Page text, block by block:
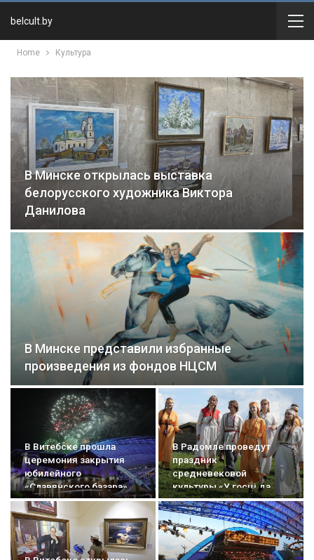
belcult.by
Home Культура
В Минске открылась выставка
белорусского художника Виктора
Данилова
В Минске представили избранные
произведения из фондов НЦСМ
В Витебске прошла
церемония закрытия
юбилейного
«Славянского базара»
В Радомле проведут
праздник
средневековой
культуры «У госці да
радзімічаў»